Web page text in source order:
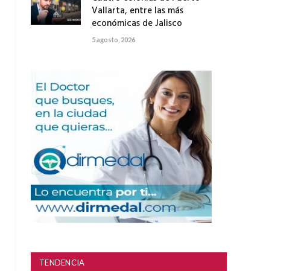
Vallarta, entre las más
económicas de Jalisco
5 agosto, 2026
TENDENCIA